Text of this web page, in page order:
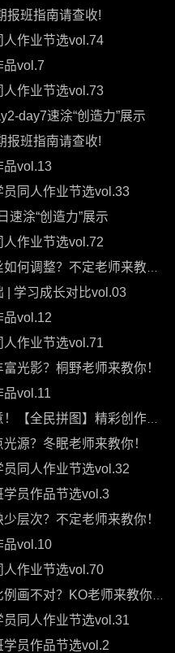
报班指南请查收!
人作业节选vol.74
品vol.7
人作业节选vol.73
day7速涂“创造力”展示
报班指南请查收!
品vol.13
同人作业节选vol.33
速涂“创造力”展示
作业节选vol.72
调整？不定老师来教你！
| 学习成长对比vol.03
品vol.12
作业节选vol.71
光影？桐野老师来教你！
品vol.11
全民拼图】精彩创作来袭~
源？冬眠老师来教你！
同人作业节选vol.32
学员作品节选vol.3
层次？不定老师来教你！
品vol.10
人作业节选vol.70
画不对？KO老师来教你！
同人作业节选vol.31
员作品节选vol.2